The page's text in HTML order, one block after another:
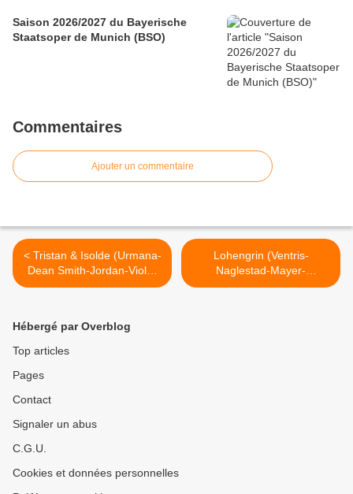
Saison 2026/2027 du Bayerische
Staatsoper de Munich (BSO)
Commentaires
Ajouter un commentaire
< Tristan & Isolde (Urmana-
Dean Smith-Jordan-Viola)
Bastille
Lohengrin (Ventris-
Naglestad-Mayer-
Haenchen-Hemleb) Madrid
Hébergé par Overblog
Top articles
Pages
Contact
Signaler un abus
C.G.U.
Cookies et données personnelles